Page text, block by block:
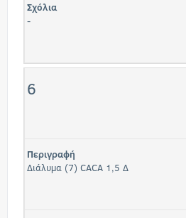
Σχόλια
-
6
Περιγραφή
Διάλυμα (7) CACA 1,5 Δ